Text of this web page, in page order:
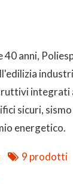
40 anni,
integrati
sicuri,
energetico.
9 prodotti